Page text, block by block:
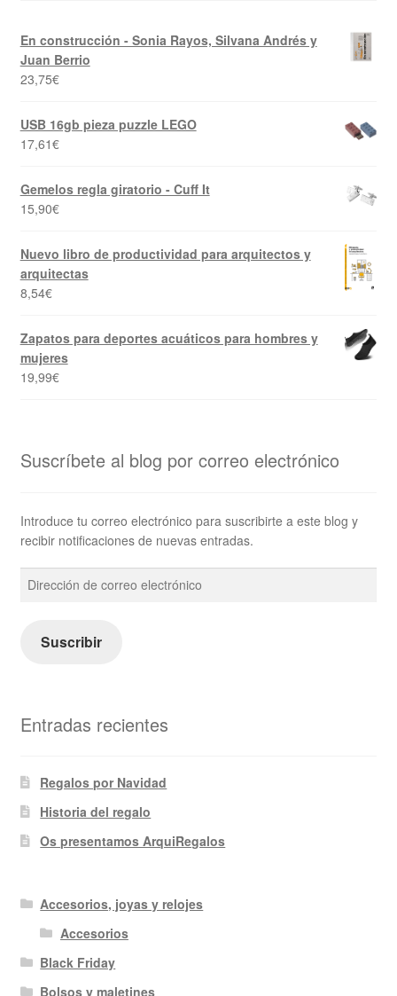
En construcción - Sonia Rayos, Silvana Andrés y
Juan Berrio
23,75€
USB 16gb pieza puzzle LEGO
17,61€
Gemelos regla giratorio - Cuff It
15,90€
Nuevo libro de productividad para arquitectos y
arquitectas
8,54€
Zapatos para deportes acuáticos para hombres y
mujeres
19,99€
Suscríbete al blog por correo electrónico
Introduce tu correo electrónico para suscribirte a este blog y
recibir notificaciones de nuevas entradas.
Dirección
de
electrónico
Suscribir
Entradas recientes
Regalos por Navidad
Historia del regalo
Os presentamos ArquiRegalos
Accesorios, joyas y relojes
Accesorios
Black Friday
Bolsos y maletines